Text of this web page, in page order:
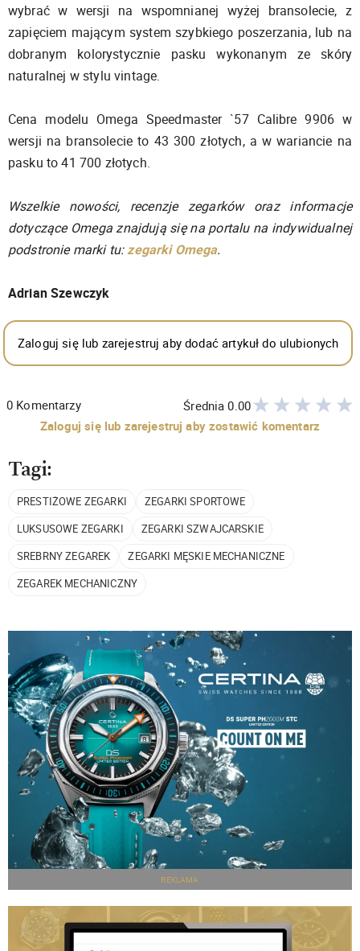
wybrać w wersji na wspomnianej wyżej bransolecie, z
zapięciem mającym system szybkiego poszerzania, lub na
dobranym kolorystycznie pasku wykonanym ze skóry
naturalnej w stylu vintage.
Cena modelu Omega Speedmaster `57 Calibre 9906 w
wersji na bransolecie to 43 300 złotych, a w wariancie na
pasku to 41 700 złotych.
Wszelkie nowości, recenzje zegarków oraz informacje
dotyczące Omega znajdują się na portalu na indywidualnej
podstronie marki tu:zegarki Omega.
Adrian Szewczyk
Zaloguj się lub zarejestruj aby dodać artykuł do ulubionych
0 Komentarzy Średnia0.00
Zaloguj się lub zarejestruj aby zostawić komentarz
Tagi:
PRESTIŻOWE ZEGARKI
ZEGARKI SPORTOWE
LUKSUSOWE ZEGARKI
ZEGARKI SZWAJCARSKIE
SREBRNY ZEGAREK
ZEGARKI MĘSKIE MECHANICZNE
ZEGAREK MECHANICZNY
REKLAMA